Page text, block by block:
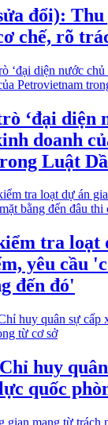
đổi):
chế, rõ
‘đại diện
doanh
Luật
tra loạt
yêu cầu
đến đó'
huy
quốc